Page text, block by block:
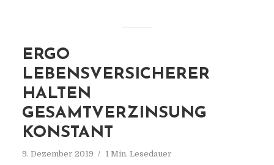
ERGO
LEBENSVERSICHERER
HALTEN
GESAMTVERZINSUNG
KONSTANT
9. Dezember 2019 1 Min. Lesedauer